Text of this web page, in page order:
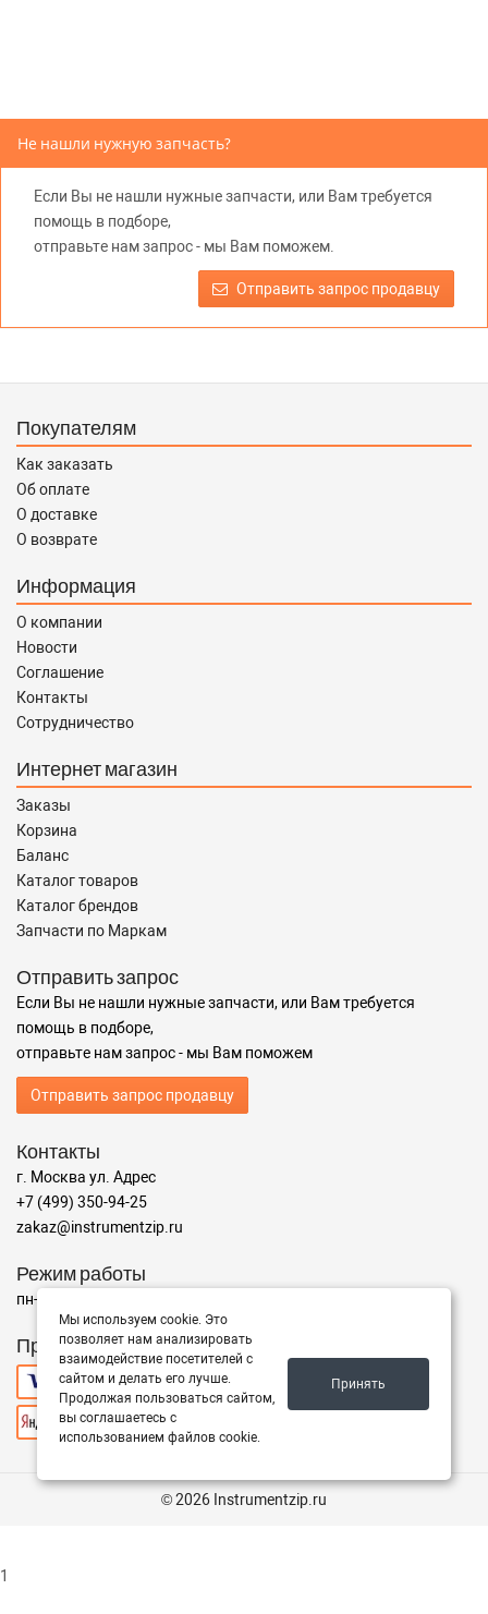
предлагаемых к продаже запасных частей для
правообладателей указанных товарных знаков.
Требование предоставлять покупателю необходимую и
достоверную информацию о товаре, предлагаемом к
продаже, обеспечивающую возможность их правильного
выбора возложено на продавца (изготовителя) Законом
«О защите прав потребителей».
Не нашли нужную запчасть?
Если Вы не нашли нужные запчасти, или Вам требуется
помощь в подборе,
отправьте нам запрос - мы Вам поможем.
Отправить запрос продавцу
Покупателям
Как заказать
Об оплате
О доставке
О возврате
Информация
О компании
Новости
Соглашение
Контакты
Сотрудничество
Интернет магазин
Заказы
Корзина
Баланс
Каталог товаров
Каталог брендов
Запчасти по Маркам
Отправить запрос
Если Вы не нашли нужные запчасти, или Вам требуется
помощь в подборе,
отправьте нам запрос - мы Вам поможем
Отправить запрос продавцу
Контакты
г. Москва ул. Адрес
+7 (499) 350-94-25
zakaz@instrumentzip.ru
Режим работы
пн-пт с 9:00 до 18:00, сб 9:00 до 16:00, вс - выходной
Принимаем к оплате
© 2026 Instrumentzip.ru
Мы используем cookie. Это
позволяет нам анализировать
взаимодействие посетителей с
сайтом и делать его лучше.
Продолжая пользоваться сайтом,
вы соглашаетесь с
использованием файлов cookie.
Принять
1